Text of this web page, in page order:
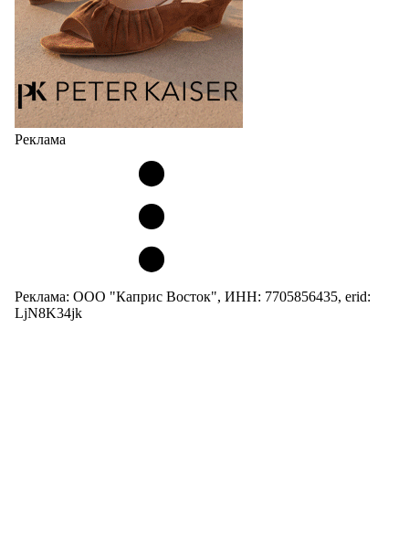
Реклама
Реклама: ООО "Каприс Восток", ИНН: 7705856435, erid:
LjN8K34jk